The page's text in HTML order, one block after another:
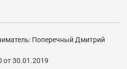
Поперечный Дмитрий
30.01.2019